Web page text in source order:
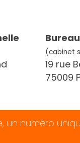
(cabinet
19 rue
75009
un numéro